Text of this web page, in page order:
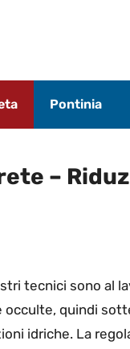
Pontinia
–
tecnici sono al
occulte, quindi
idriche. La